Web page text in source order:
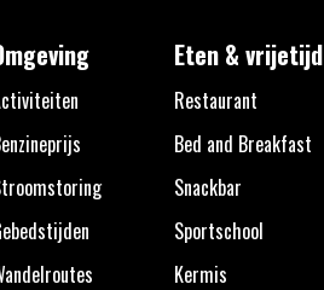
Eten & vrijetijd
Restaurant
Bed and Breakfast
Snackbar
Sportschool
Kermis